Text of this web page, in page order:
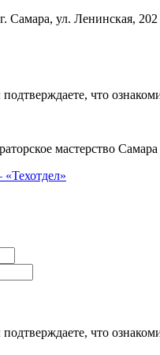
г. Самара, ул. Ленинская, 202
что
мастерство
«Техотдел»
что